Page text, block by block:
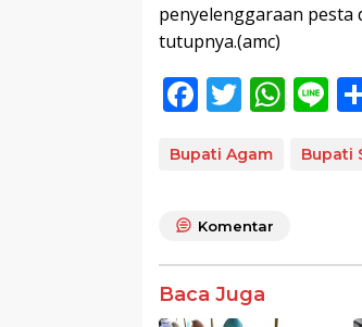
penyelenggaraan pesta
tutupnya.(amc)
F
e
o
o
k
T
itt
W
at
p
Li
e
Bupati Agam Bupati
Komentar
Baca Juga